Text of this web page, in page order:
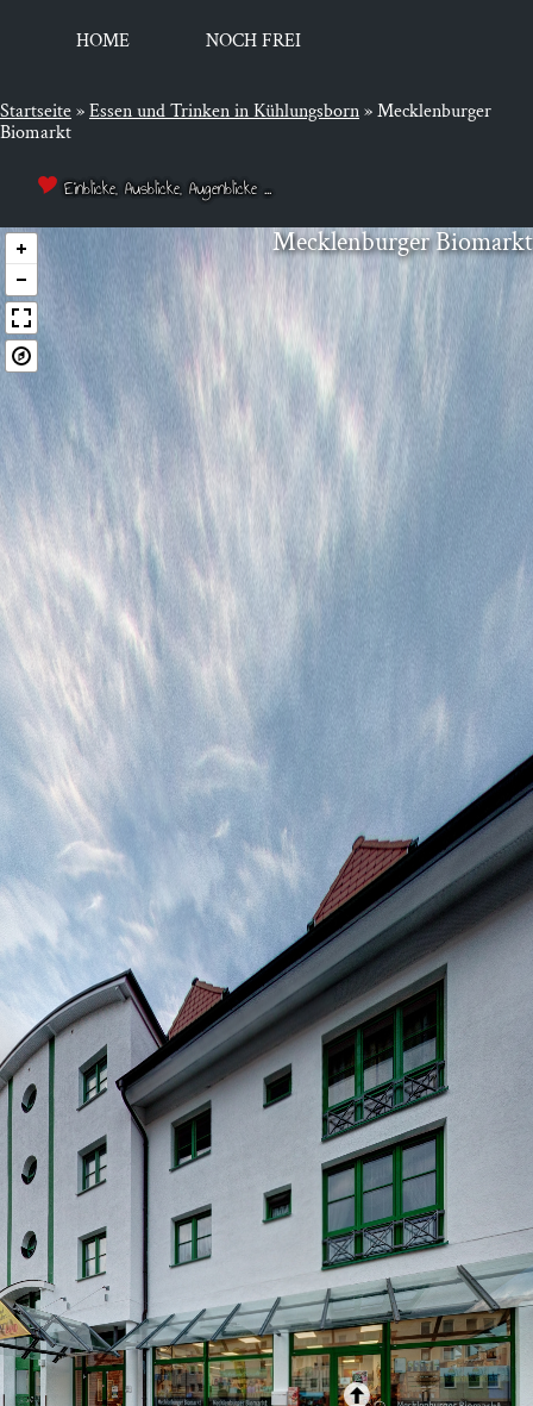
HOME NOCH FREI
Startseite»Essen und Trin­ken in Kühlungsborn»Mecklenburger
Biomarkt
Einblicke, Ausblicke, Augenblicke ...
Meck­len­bur­ger Biomarkt